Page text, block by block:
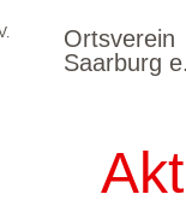
Ortsverein
Saarburg